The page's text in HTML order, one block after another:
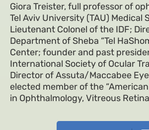
Giora Treister, full professor of
Tel Aviv University (TAU) Medical
Lieutenant Colonel of the IDF;
Department of Sheba “Tel
Center; founder and past
International Society of Ocular
Director of Assuta/Maccabee
elected member of the “American
in Ophthalmology, Vitreous